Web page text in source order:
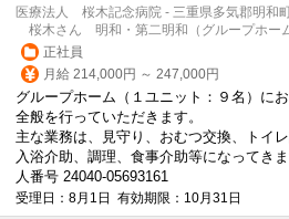
医療法人 桜木記念病院 - 三重県多気郡明和
桜木さん 明和・第二明和（グループホーム
正社員
月給 214,000円 ～ 247,000円
グループホーム（１ユニット：９名）に
全般を行っていただきます。
主な業務は、見守り、おむつ交換、トイ
入浴介助、調理、食事介助等になってき
人番号 24040-05693161
受理日：8月1日 有効期限：10月31日